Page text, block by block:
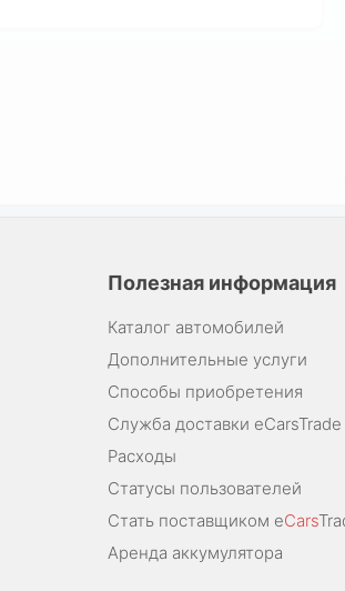
Полезная информация
Каталог автомобилей
Дополнительные услуги
Способы приобретения
Служба доставки eCarsTrade
Расходы
Статусы пользователей
Стать поставщиком eCars
Аренда аккумулятора